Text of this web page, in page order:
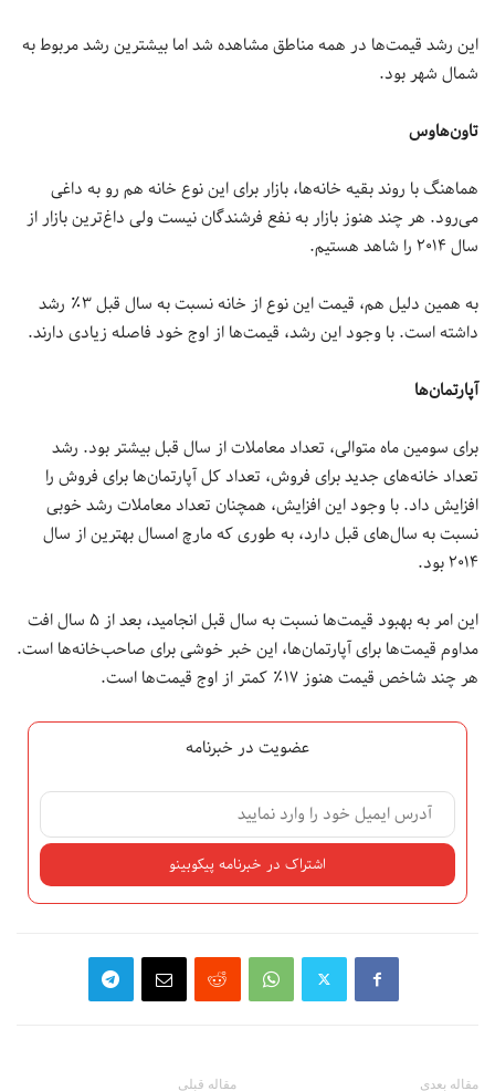
این رشد قیمت‌ها در همه مناطق مشاهده شد اما بیشترین رشد مربوط به
شمال شهر بود.
تاون‌هاوس
هماهنگ با روند بقیه خانه‌ها، بازار برای این نوع خانه هم رو به داغی
می‌رود. هر چند هنوز بازار به نفع فرشندگان نیست ولی داغ‌ترین بازار از
سال ۲۰۱۴ را شاهد هستیم.
به همین دلیل هم، قیمت این نوع از خانه نسبت به سال قبل ۳٪ رشد
داشته است. با وجود این رشد، قیمت‌ها از اوج خود فاصله زیادی دارند.
آپارتمان‌ها
برای سومین ماه متوالی، تعداد معاملات از سال قبل بیشتر بود. رشد
تعداد خانه‌های جدید برای فروش، تعداد کل آپارتمان‌ها برای فروش‌ را
افزایش داد. با وجود این افزایش، همچنان تعداد معاملات رشد خوبی
نسبت به سال‌های قبل دارد، به طوری که مارچ امسال بهترین از سال
۲۰۱۴ بود.
این امر به بهبود قیمت‌ها نسبت به سال قبل انجامید، بعد از ۵ سال افت
مداوم قیمت‌ها برای آپارتمان‌ها، این خبر خوشی برای صاحب‌خانه‌ها است.
هر چند شاخص قیمت هنوز ۱۷٪ کمتر از اوج قیمت‌ها است.
عضویت در خبرنامه
مقاله قبلی مقاله بعدی